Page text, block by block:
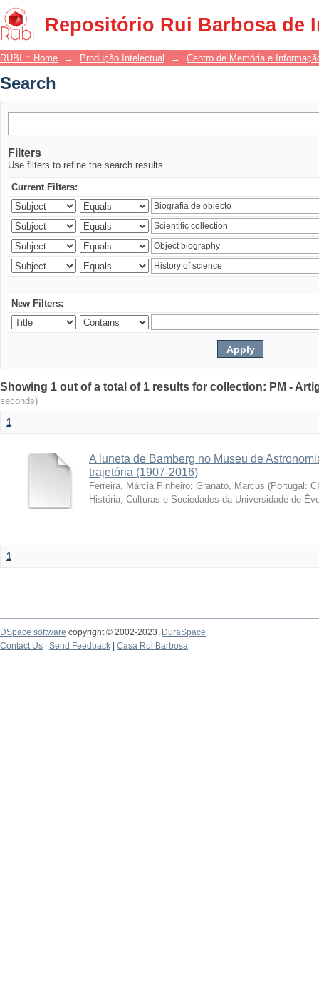
Repositório Rui Barbosa de
Search
RUBI :: Home → Produção Intelectual → Centro de Memória e
Search
Filters
Use filters to refine the search results.
Current Filters:
New Filters:
Showing 1 out of a total of 1 results for collection: PM -
seconds)
1
A luneta de Bamberg no Museu de
trajetória (1907-2016)
Ferreira, Márcia Pinheiro; Granato, Marcus (Portugal:
História, Culturas e Sociedades da Universidade de
1
DSpace software copyright © 2002-2023
DuraSpace
Contact Us
Send Feedback Casa Rui Barbosa